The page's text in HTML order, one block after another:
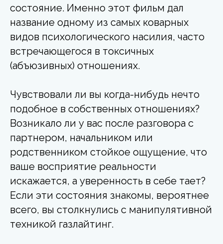
состояние. Именно этот фильм дал
название одному из самых коварных
видов психологического насилия, часто
встречающегося в токсичных
(абъюзивных) отношениях.
Чувствовали ли вы когда-нибудь нечто
подобное в собственных отношениях?
Возникало ли у вас после разговора с
партнером, начальником или
родственником стойкое ощущение, что
ваше восприятие реальности
искажается, а уверенность в себе тает?
Если эти состояния знакомы, вероятнее
всего, вы столкнулись с манипулятивной
техникой газлайтинг.